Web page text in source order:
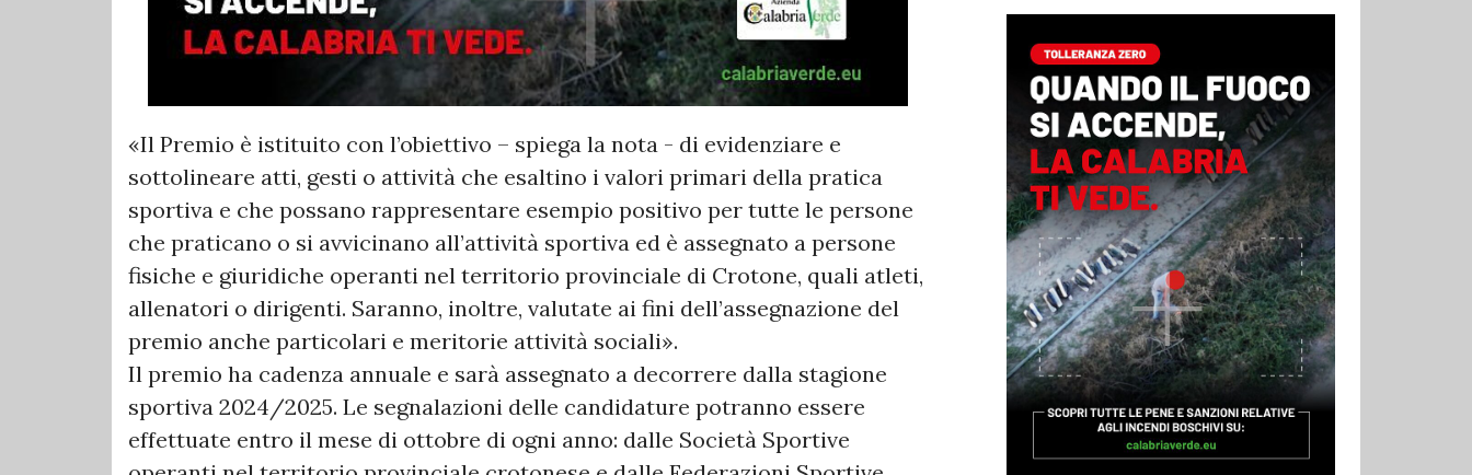
«Il Premio è istituito con l’obiettivo – spiega la nota - di evidenziare e
sottolineare atti, gesti o attività che esaltino i valori primari della pratica
sportiva e che possano rappresentare esempio positivo per tutte le persone
che praticano o si avvicinano all’attività sportiva ed è assegnato a persone
fisiche e giuridiche operanti nel territorio provinciale di Crotone, quali atleti,
allenatori o dirigenti. Saranno, inoltre, valutate ai fini dell’assegnazione del
premio anche particolari e meritorie attività sociali».
Il premio ha cadenza annuale e sarà assegnato a decorrere dalla stagione
sportiva 2024/2025. Le segnalazioni delle candidature potranno essere
effettuate entro il mese di ottobre di ogni anno: dalle Società Sportive